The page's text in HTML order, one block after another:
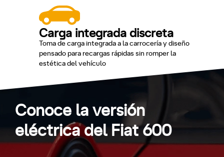
Carga integrada discreta
Toma de carga integrada a la carrocería y diseño
pensado para recargas rápidas sin romper la
estética del vehículo
Conoce la versión
eléctrica del Fiat 600